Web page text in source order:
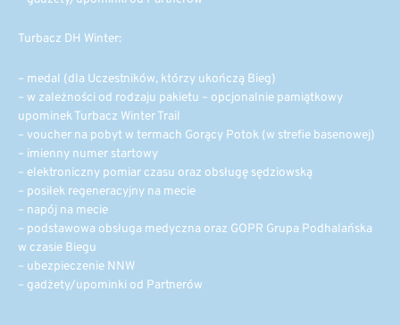
Turbacz DH Winter:
– medal (dla Uczestników, którzy ukończą Bieg)
– w zależności od rodzaju pakietu – opcjonalnie pamiątkowy
upominek Turbacz Winter Trail
– voucher na pobyt w termach Gorący Potok (w strefie basenowej)
– imienny numer startowy
– elektroniczny pomiar czasu oraz obsługę sędziowską
– posiłek regeneracyjny na mecie
– napój na mecie
– podstawowa obsługa medyczna oraz GOPR Grupa Podhalańska
w czasie Biegu
– ubezpieczenie NNW
– gadżety/upominki od Partnerów